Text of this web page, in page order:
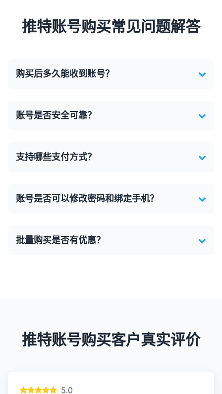
推特账号购买常见问题解答
购买后多久能收到账号？
账号是否安全可靠？
支持哪些支付方式？
账号是否可以修改密码和绑定手机？
批量购买是否有优惠？
推特账号购买客户真实评价
5.0